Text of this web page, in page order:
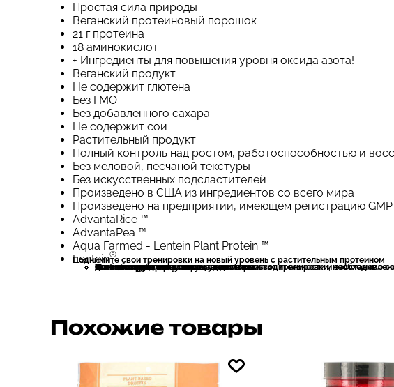
Простая сила природы
Веганский протеиновый порошок
21 г протеина
18 аминокислот
+ Ингредиенты для повышения уровня оксида азота!
Веганский продукт
Не содержит глютена
Без ГМО
Без добавленного сахара
Не содержит сои
Растительный продукт
Полный контроль над ростом, работоспособностью и
Без меловой, песчаной текстуры
Без искусственных подсластителей
Произведено в США из ингредиентов со всего мира
Произведено на предприятии, имеющем регистрацию GMP
AdvantaRice ™
AdvantaPea ™
Aqua Farmed - Lentein Plant Protein ™
Lentein®
Поднимите свои тренировки на новый уровень с растительным протеином
Способствует росту мышц
Оптимизирует силу и производительность
Утоляет голод
Минимизирует время восстановления
Чтобы получить максимум удовольствия от тренировки, необходимо составить план питания, полностью соответствующий вашим целям.
Похожие товары